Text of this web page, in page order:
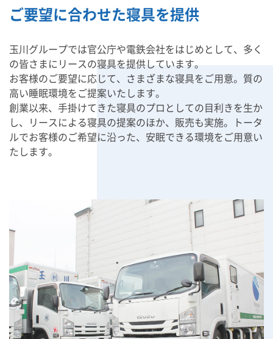
ご要望に合わせた寝具を提供
玉川グループでは官公庁や電鉄会社をはじめとして、多く
の皆さまにリースの寝具を提供しています。
お客様のご要望に応じて、さまざまな寝具をご用意。質の
高い睡眠環境をご提案いたします。
創業以来、手掛けてきた寝具のプロとしての目利きを生か
し、リースによる寝具の提案のほか、販売も実施。トータ
ルでお客様のご希望に沿った、安眠できる環境をご用意い
たします。